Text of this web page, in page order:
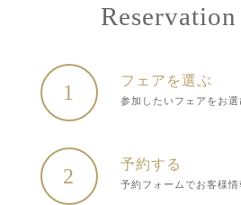
1
フェアを選ぶ
参加したいフェアをお
2
予約する
予約フォームでお客様